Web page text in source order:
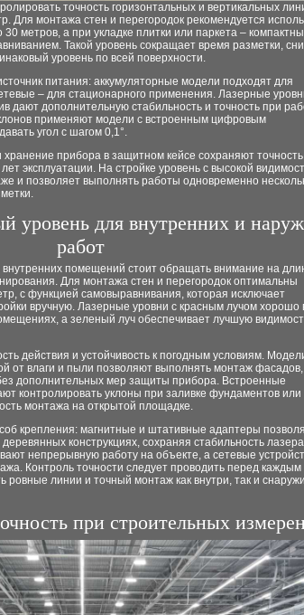
точность горизонтальных и вертикальных
Для монтажа стен и перегородок рекомендуется
метров, а при укладке плитки или паркета –
Такой уровень сокращает время разметки,
уровень по всей поверхности.
питания: аккумуляторные модели подходят для
– для стационарного применения. Лазерные
дают дополнительную стабильность и точность при
применяют модели с встроенным цифровым
угол с шагом 0,1°.
хранение прибора в защитном кейсе сохраняют точность
эксплуатации. На стройке уровень с высокой
и позволяет выполнять работы одновременно
уровень для внутренних и
работ
помещений стоит обращать внимание на
Для монтажа стен и перегородок оптимальны
с функцией самовыравнивания, которая исключает
вручную. Лазерные уровни с красным лучом хорошо
а зеленый луч обеспечивает лучшую
действия и устойчивость к погодным условиям.
от влаги и пыли позволяют выполнять монтаж фасадов,
дополнительных мер защиты прибора. Встроенные
контролировать уклоны при заливке фундаментов или
монтажа на открытой площадке.
крепления: магнитные и штативные адаптеры
конструкциях, сохраняя стабильность
непрерывную работу на объекте, а сетевые
Контроль точности следует проводить перед каждым
ровные линии и точный монтаж как внутри, так и снаружи
при строительных